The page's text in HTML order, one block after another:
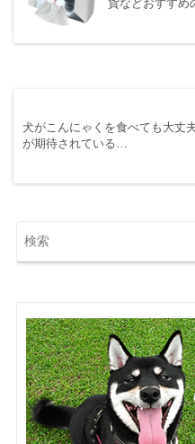
貨などおすすめ
犬がこんにゃくを食べても大丈
が期待されている…